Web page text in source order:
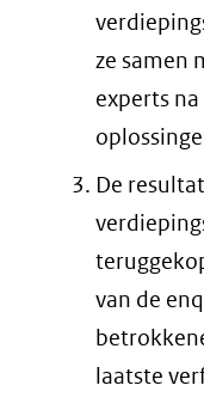
ze samen
experts
De
van de
laatste